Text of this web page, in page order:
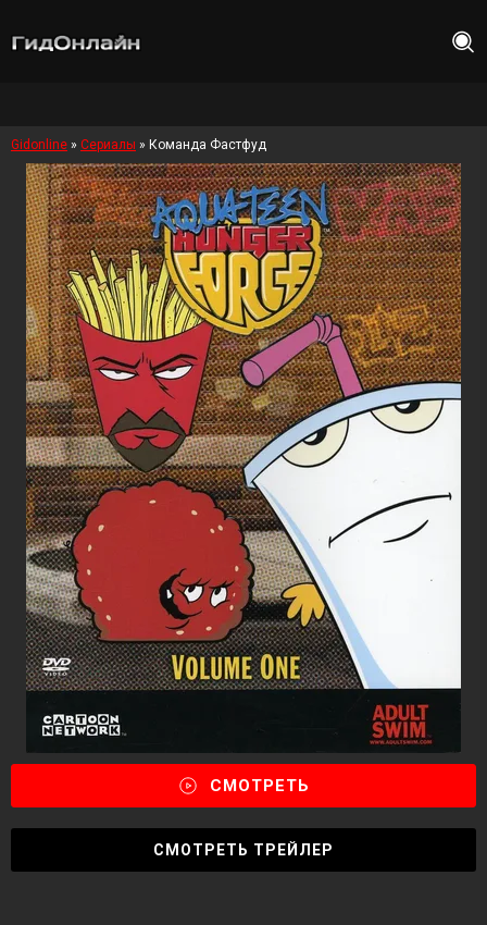
Gidonline » Сериалы » Команда Фастфуд
СМОТРЕТЬ
СМОТРЕТЬ ТРЕЙЛЕР